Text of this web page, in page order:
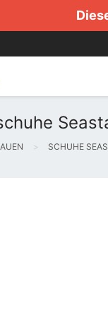
SCHUHE